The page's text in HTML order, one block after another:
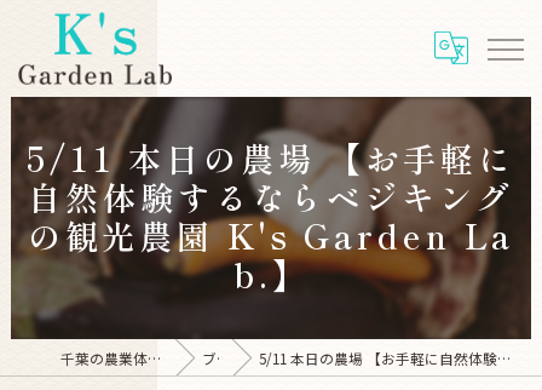
5/11 本日の農場 【お手軽に
自然体験するならベジキング
の観光農園 K's Garden La
b.】
千葉の農業体験ならK's Garden Lab ブログ 5/11 本日の農場 【お手軽に自然体験するならベジキングの観光農園 K's Garden Lab.】